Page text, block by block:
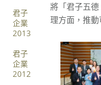
君子
企業
2013
君子
企業
2012
將「君子五
理方面，推動